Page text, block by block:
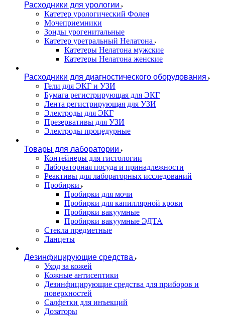
Расходники для урологии
Катетер урологический Фолея
Мочеприемники
Зонды урогенитальные
Катетер уретральный Нелатона
Катетеры Нелатона мужские
Катетеры Нелатона женские
Расходники для диагностического оборудования
Гели для ЭКГ и УЗИ
Бумага регистрирующая для ЭКГ
Лента регистрирующая для УЗИ
Электроды для ЭКГ
Презервативы для УЗИ
Электроды процедурные
Товары для лаборатории
Контейнеры для гистологии
Лабораторная посуда и принадлежности
Реактивы для лабораторных исследований
Пробирки
Пробирки для мочи
Пробирки для капиллярной крови
Пробирки вакуумные
Пробирки вакуумные ЭДТА
Стекла предметные
Ланцеты
Дезинфицирующие средства
Уход за кожей
Кожные антисептики
Дезинфицирующие средства для приборов и
поверхностей
Салфетки для инъекций
Дозаторы